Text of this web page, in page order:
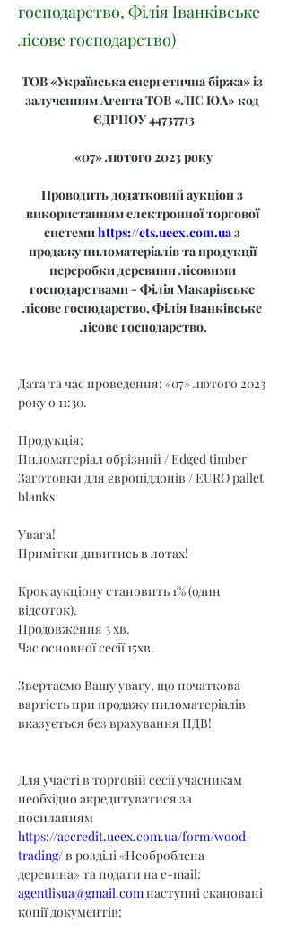
господарство, Філія Іванківське
лісове господарство)
ТОВ «Українська енергетична біржа» із
залученням Агента ТОВ «ЛІС ЮА» код
ЄДРПОУ 44737713
«07» лютого 2023 року
Проводить додатковий аукціон з
використанням електронної торгової
системи https://ets.ueex.com.ua з
продажу пиломатеріалів та продукції
переробки деревини лісовими
господарствами - Філія Макарівське
лісове господарство, Філія Іванківське
лісове господарство.
Дата та час проведення: «07» лютого 2023
року о 11:30.
Продукція:
Пиломатеріал обрізний / Edged timber
Заготовки для європіддонів / EURO pallet
blanks
Увага!
Примітки дивитись в лотах!
Крок аукціону становить 1% (один
відсоток).
Продовження 3 хв.
Час основної сесії 15хв.
Звертаємо Вашу увагу, що початкова
вартість при продажу пиломатеріалів
вказується без врахування ПДВ!
Для участі в торговій сесії учасникам
необхідно акредитуватися за
посиланням
https://accredit.ueex.com.ua/form/wood-
trading/ в розділі «Необроблена
деревина» та подати на e-mail:
agentlisua@gmail.com наступні скановані
копії документів: